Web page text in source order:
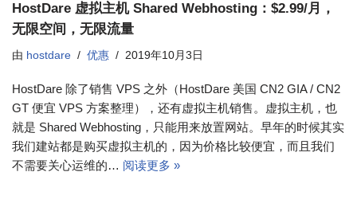
HostDare 虚拟主机 Shared Webhosting：$2.99/月，
无限空间，无限流量
由 hostdare 优惠 2019年10月3日
HostDare 除了销售 VPS 之外（HostDare 美国 CN2 GIA / CN2
GT 便宜 VPS 方案整理），还有虚拟主机销售。虚拟主机，也
就是 Shared Webhosting，只能用来放置网站。早年的时候其实
我们建站都是购买虚拟主机的，因为价格比较便宜，而且我们
不需要关心运维的… 阅读更多 »